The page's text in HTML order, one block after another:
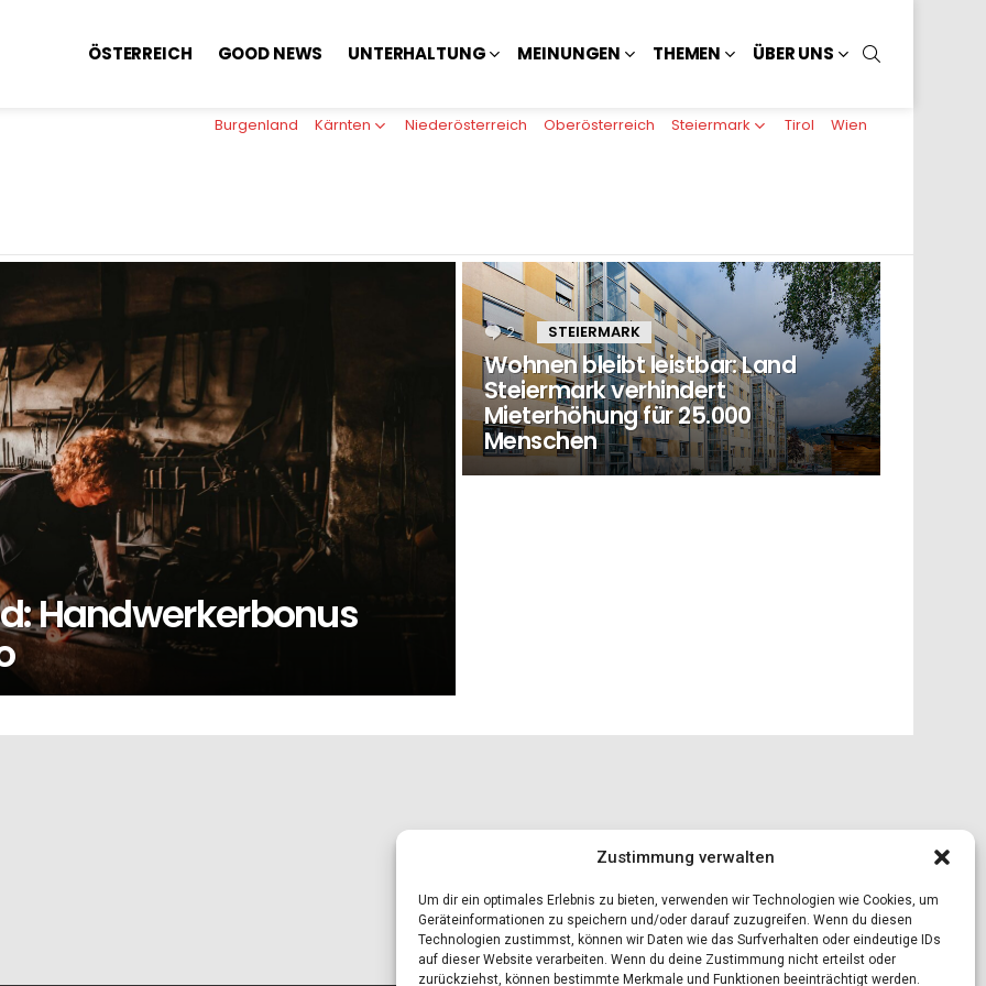
Zustimmung verwalten
Um dir ein optimales Erlebnis zu bieten, verwenden wir Technologien wie Cookies, um
Geräteinformationen zu speichern und/oder darauf zuzugreifen. Wenn du diesen
Technologien zustimmst, können wir Daten wie das Surfverhalten oder eindeutige IDs
auf dieser Website verarbeiten. Wenn du deine Zustimmung nicht erteilst oder
zurückziehst, können bestimmte Merkmale und Funktionen beeinträchtigt werden.
ÖSTERREICH GOOD NEWS UNTERHALTUNG MEINUNGEN THEMEN ÜBER UNS
Burgenland Kärnten Niederösterreich Oberösterreich Steiermark Tirol Wien
Handwerkerbonus
2 Kommentare
STEIERMARK
Wohnen bleibt leistbar: Land
Steiermark verhindert
Mieterhöhung für 25.000
Menschen